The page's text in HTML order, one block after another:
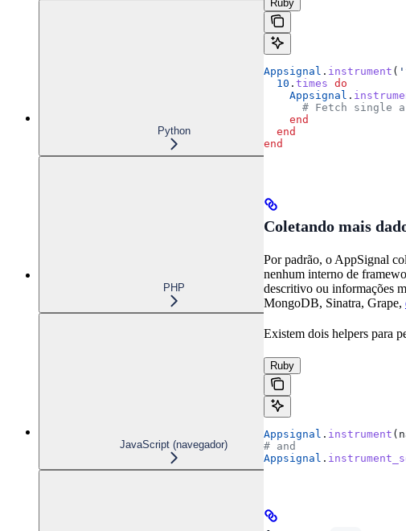
Python
PHP
JavaScript (navegador)
Ruby
Appsignal . instrument (
  10
. times do
    Appsignal
.
# Fetch single
    end
  end
end
Coletando mais
Por padrão, o AppSignal
nenhum interno de
descritivo ou informações
MongoDB, Sinatra, Grape,
Existem dois helpers para
Ruby
Appsignal . instrument
# and
Appsignal .